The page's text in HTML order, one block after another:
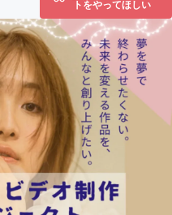
トをやってほしい